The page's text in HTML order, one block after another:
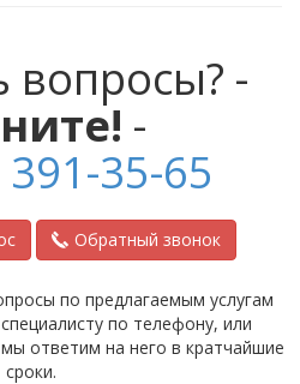
вопросы? -
-
35-65
Обратный звонок
по предлагаемым услугам
по телефону, или
ответим на него в кратчайшие
сроки.